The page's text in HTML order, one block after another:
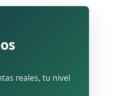
reales, tu nivel